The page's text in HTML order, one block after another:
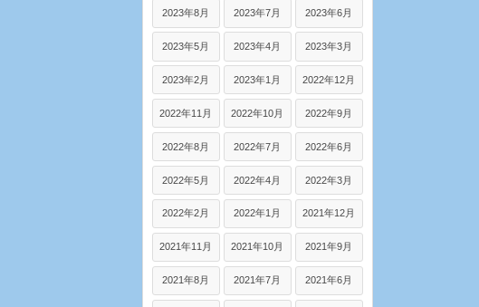
2023年8月 2023年7月 2023年6月
2023年5月 2023年4月 2023年3月
2023年2月 2023年1月 2022年12月
2022年11月 2022年10月 2022年9月
2022年8月 2022年7月 2022年6月
2022年5月 2022年4月 2022年3月
2022年2月 2022年1月 2021年12月
2021年11月 2021年10月 2021年9月
2021年8月 2021年7月 2021年6月